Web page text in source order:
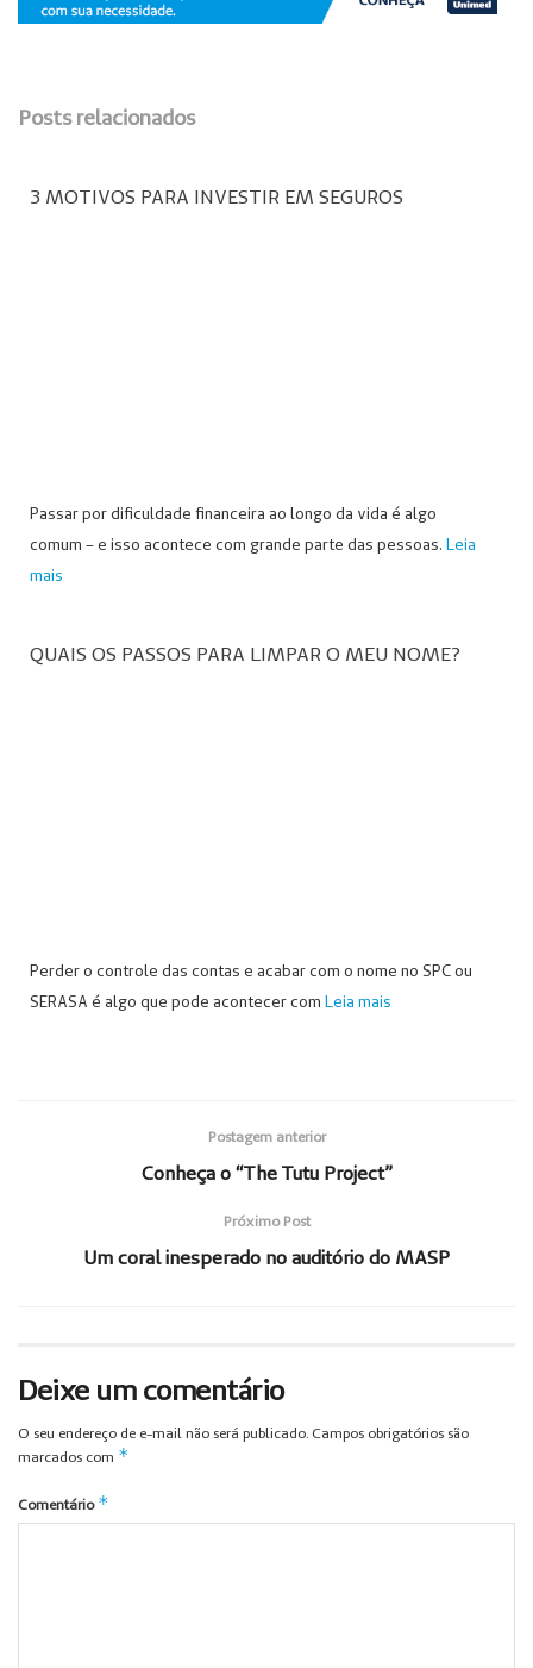
Posts relacionados
3 MOTIVOS PARA INVESTIR EM SEGUROS
Passar por dificuldade financeira ao longo da vida é algo
comum – e isso acontece com grande parte das pessoas. Leia
mais
QUAIS OS PASSOS PARA LIMPAR O MEU NOME?
Perder o controle das contas e acabar com o nome no SPC ou
SERASA é algo que pode acontecer com Leia mais
Postagem anterior
Conheça o “The Tutu Project”
Próximo Post
Um coral inesperado no auditório do MASP
Deixe um comentário
O seu endereço de e-mail não será publicado. Campos obrigatórios são
marcados com *
Comentário *